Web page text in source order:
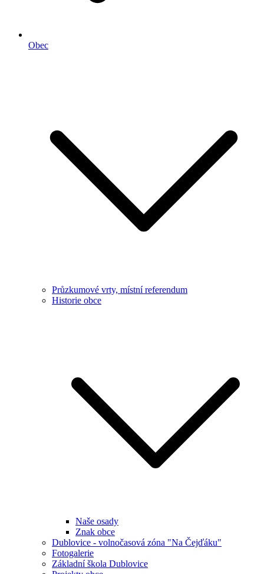
Obec
Průzkumové vrty, místní referendum
Historie obce
Naše osady
Znak obce
Dublovice - volnočasová zóna "Na Čejďáku"
Fotogalerie
Základní škola Dublovice